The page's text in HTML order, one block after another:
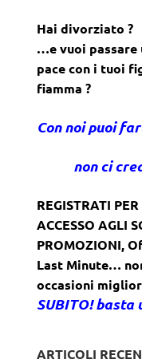
Hai divorziato ?
…e vuoi passare
pace con i tuoi
fiamma ?
Con noi puoi
non ci
REGISTRATI
ACCESSO AGLI
PROMOZIONI,
Last Minute…
occasioni
SUBITO! basta
ARTICOLI